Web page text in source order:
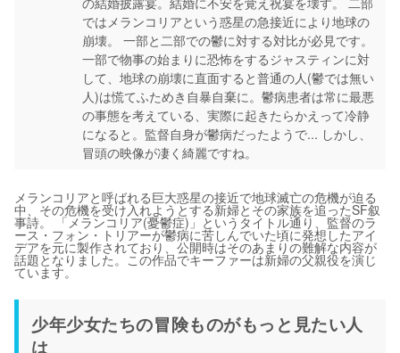
ではメランコリアという惑星の急接近により地球の
崩壊。 一部と二部での鬱に対する対比が必見です。
一部で物事の始まりに恐怖をするジャスティンに対
して、地球の崩壊に直面すると普通の人(鬱では無い
人)は慌てふためき自暴自棄に。鬱病患者は常に最悪
の事態を考えている、実際に起きたらかえって冷静
になると。監督自身が鬱病だったようで... しかし、
冒頭の映像が凄く綺麗ですね。
メランコリアと呼ばれる巨大惑星の接近で地球滅亡の危機が迫る
中、その危機を受け入れようとする新婦とその家族を追ったSF叙
事詩。 「メランコリア(憂鬱症)」というタイトル通り、監督のラ
ース・フォン・トリアーが鬱病に苦しんでいた頃に発想したアイ
デアを元に製作されており、公開時はそのあまりの難解な内容が
話題となりました。この作品でキーファーは新婦の父親役を演じ
ています。
少年少女たちの冒険ものがもっと見たい人
は